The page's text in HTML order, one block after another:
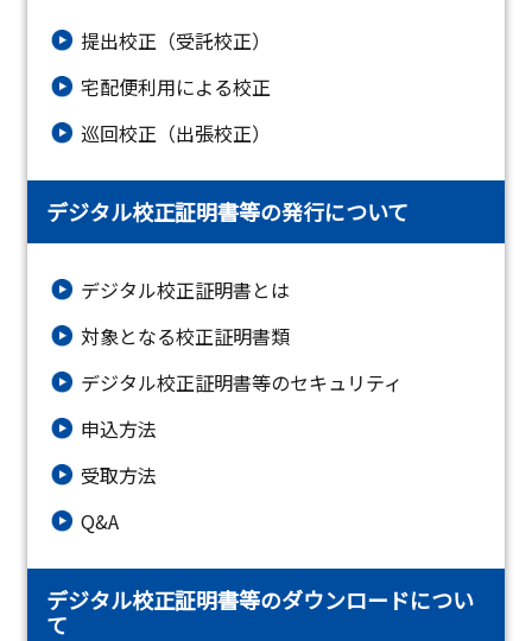
提出校正（受託校正）
宅配便利用による校正
巡回校正（出張校正）
デジタル校正証明書等の発行について
デジタル校正証明書とは
対象となる校正証明書類
デジタル校正証明書等のセキュリティ
申込方法
受取方法
Q&A
デジタル校正証明書等のダウンロードについ
て